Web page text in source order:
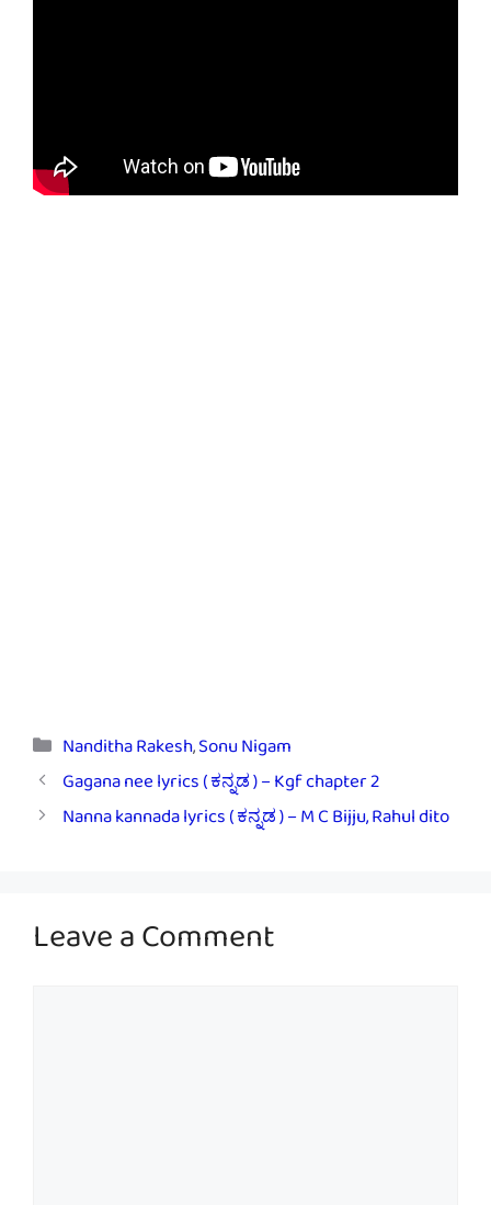
Categories
Nanditha Rakesh,Sonu Nigam
Gagana nee lyrics ( ಕನ್ನಡ ) – Kgf chapter 2
Nanna kannada lyrics ( ಕನ್ನಡ ) – M C Bijju, Rahul dito
Leave a Comment